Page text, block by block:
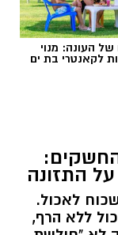
העונה: מנוי
לקאנטרי בת ים
התזונה
לאכול.
ללא הרף,